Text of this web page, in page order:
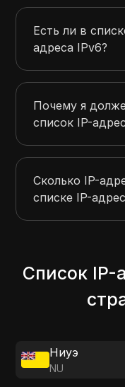
Есть ли в
адреса IPv6?
Почему я
список IP-
Сколько IP-
списке IP-
Список IP-
Ниуэ
NU